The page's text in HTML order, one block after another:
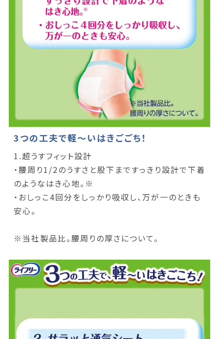
3つの工夫で軽～いはきごごち！
1.超うすフィット設計
・腰周り1/2のうすさと股下まですっきり設計で下着
のようなはき心地。※
・おしっこ4回分をしっかり吸収し、万が一のときも
安心。
※当社製品比。腰周りの厚さについて。